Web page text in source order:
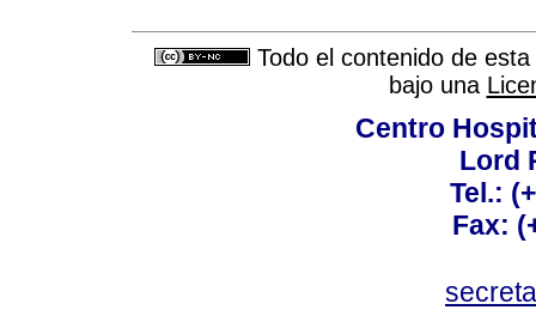
Todo el contenido de
bajo una
Centro
Lord
Tel.:
Fax: